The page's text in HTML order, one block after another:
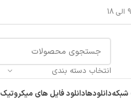
انتخاب دسته بندی
شبکهدانلودهادانلود فایل های میکروتیک